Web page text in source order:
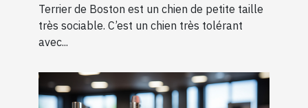
Terrier de Boston est un chien de petite taille
très sociable. C’est un chien très tolérant
avec...